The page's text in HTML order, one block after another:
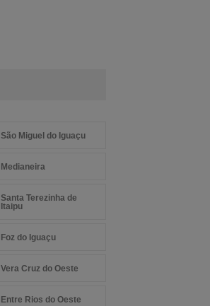
São Miguel do Iguaçu
Medianeira
Santa Terezinha de
Itaipu
Foz do Iguaçu
Vera Cruz do Oeste
Entre Rios do Oeste